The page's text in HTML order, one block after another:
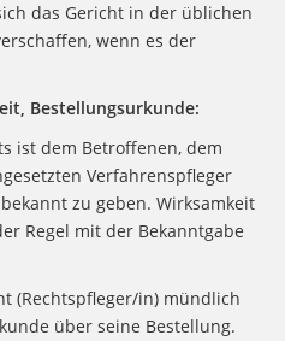
das Gericht in der üblichen
wenn es der
Bestellungsurkunde:
ist dem Betroffenen, dem
Verfahrenspfleger
zu geben. Wirksamkeit
Regel mit der Bekanntgabe
(Rechtspfleger/in) mündlich
über seine Bestellung.